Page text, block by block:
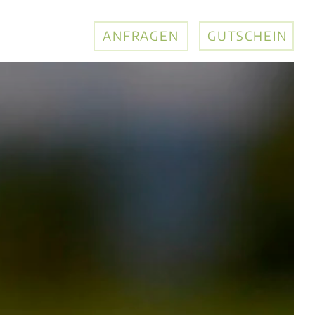
ANFRAGEN GUTSCHEIN